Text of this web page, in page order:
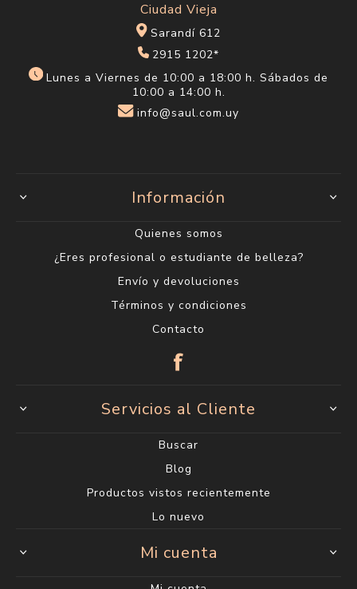
Ciudad Vieja
Sarandí 612
2915 1202*
Lunes a Viernes de 10:00 a 18:00 h. Sábados de
10:00 a 14:00 h.
info@saul.com.uy
Información
Quienes somos
¿Eres profesional o estudiante de belleza?
Envío y devoluciones
Términos y condiciones
Contacto
Servicios al Cliente
Buscar
Blog
Productos vistos recientemente
Lo nuevo
Mi cuenta